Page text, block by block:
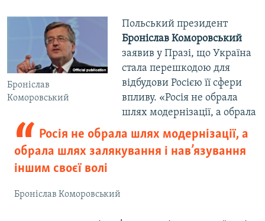
u
i
d
i
d
e
Броніслав
Коморовський
Росія не обрала шлях модернізації, а
обрала шлях залякування і нав’язування
іншим своєї волі
Броніслав Коморовський
Польський президент
Броніслав Коморовський
заявив у Празі, що Україна
стала перешкодою для
відбудови Росією її сфери
впливу. «Росія не обрала
шлях модернізації, а обрала